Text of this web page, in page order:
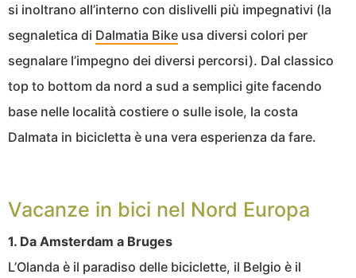
si inoltrano all’interno con dislivelli più impegnativi (la
segnaletica di Dalmatia Bike usa diversi colori per
segnalare l’impegno dei diversi percorsi). Dal classico
top to bottom da nord a sud a semplici gite facendo
base nelle località costiere o sulle isole, la costa
Dalmata in bicicletta è una vera esperienza da fare.
Vacanze in bici nel Nord Europa
1. Da Amsterdam a Bruges
L’Olanda è il paradiso delle biciclette, il Belgio è il